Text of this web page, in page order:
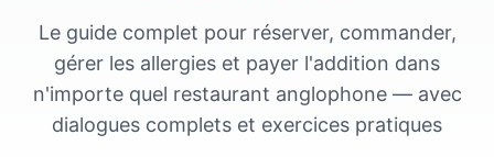
Le guide complet pour réserver, commander,
gérer les allergies et payer l'addition dans
n'importe quel restaurant anglophone — avec
dialogues complets et exercices pratiques